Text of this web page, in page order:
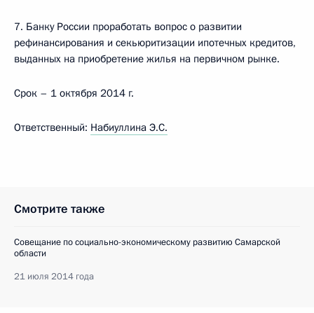
7. Банку России проработать вопрос о развитии
рефинансирования и секьюритизации ипотечных кредитов,
выданных на приобретение жилья на первичном рынке.
Срок – 1 октября 2014 г.
Ответственный: Набиуллина Э.С.
Смотрите также
Совещание по социально-экономическому развитию Самарской
области
21 июля 2014 года